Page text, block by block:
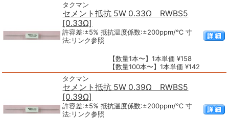
タクマン
セメント抵抗 5W 0.33Ω RWBS5
[0.33Ω]
許容差:±5% 抵抗温度係数:±200ppm/℃ 寸
法:リンク参照
【数量1本〜】1本単価 ¥158
【数量100本〜】1本単価 ¥142
タクマン
セメント抵抗 5W 0.39Ω RWBS5
[0.39Ω]
許容差:±5% 抵抗温度係数:±200ppm/℃ 寸
法:リンク参照